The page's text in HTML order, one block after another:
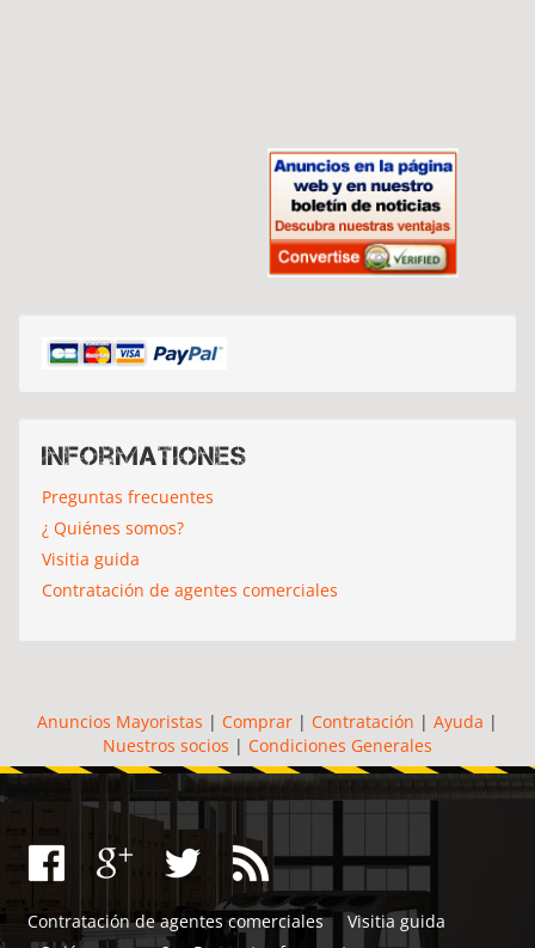
Informationes
Preguntas frecuentes
¿ Quiénes somos?
Visitia guida
Contratación de agentes comerciales
Anuncios Mayoristas | Comprar | Contratación | Ayuda |
Nuestros socios | Condiciones Generales
Contratación de agentes comerciales
Visitia guida